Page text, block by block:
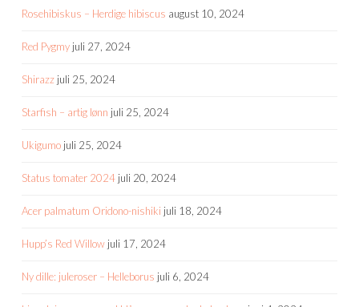
Rosehibiskus – Herdige hibiscus august 10, 2024
Red Pygmy juli 27, 2024
Shirazz juli 25, 2024
Starfish – artig lønn juli 25, 2024
Ukigumo juli 25, 2024
Status tomater 2024 juli 20, 2024
Acer palmatum Oridono-nishiki juli 18, 2024
Hupp’s Red Willow juli 17, 2024
Ny dille: juleroser – Helleborus juli 6, 2024